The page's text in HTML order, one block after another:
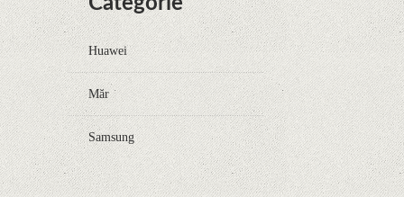
Huawei
Măr
Samsung